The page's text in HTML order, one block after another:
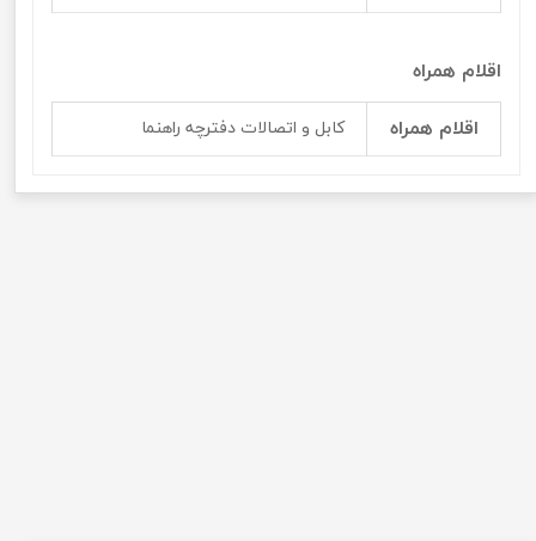
اقلام همراه
اقلام همراه کابل و اتصالات دفترچه راهنما